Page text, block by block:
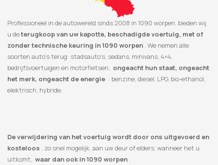
Professioneel in de autowereld sinds 2008 in 1090 worpen, bieden wij
u deterugkoop van uw kapotte, beschadigde voertuig, met of
zonder technische keuring in 1090 worpen . We nemen alle
soorten auto’s terug: stadsauto’s, sedans, minivans, 4×4,
bedrijfsvoertuigen en motorfietsen, ongeacht hun staat, ongeacht
het merk, ongeacht de energie : benzine, diesel, LPG, bio-ethanol,
elektrisch, hybride.
De verwijdering van het voertuig wordt door ons uitgevoerd en
kosteloos , zo snel mogelijk, aan uw deur of elders, wanneer het u
uitkomt, waar dan ook in 1090 worpen .